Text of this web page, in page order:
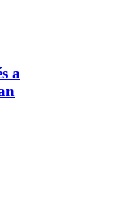
a